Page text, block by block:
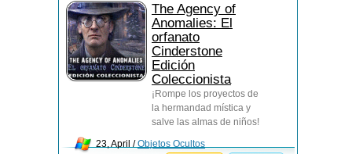
The Agency of
Anomalies: El
orfanato
Cinderstone
Edición
Coleccionista
¡Rompe los proyectos de
la hermandad mística y
salve las almas de niños!
23, April /Objetos Ocultos